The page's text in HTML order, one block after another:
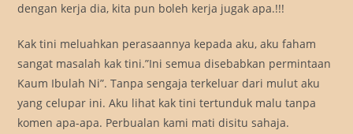
dengan kerja dia, kita pun boleh kerja jugak apa.!!!
Kak tini meluahkan perasaannya kepada aku, aku faham
sangat masalah kak tini.”Ini semua disebabkan permintaan
Kaum Ibulah Ni”. Tanpa sengaja terkeluar dari mulut aku
yang celupar ini. Aku lihat kak tini tertunduk malu tanpa
komen apa-apa. Perbualan kami mati disitu sahaja.